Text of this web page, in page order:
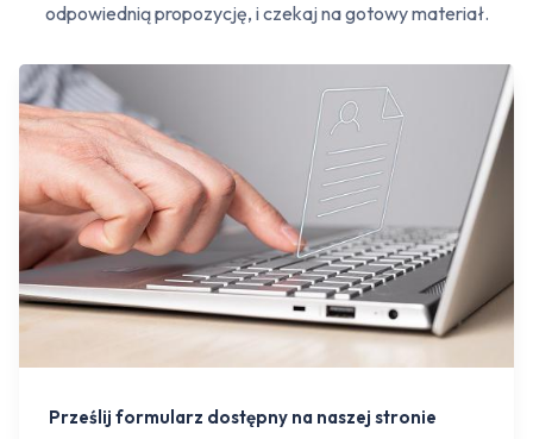
odpowiednią propozycję, i czekaj na gotowy materiał.
Prześlij formularz dostępny na naszej stronie